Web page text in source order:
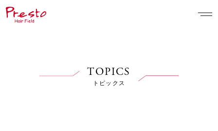
TOPICS
トピックス